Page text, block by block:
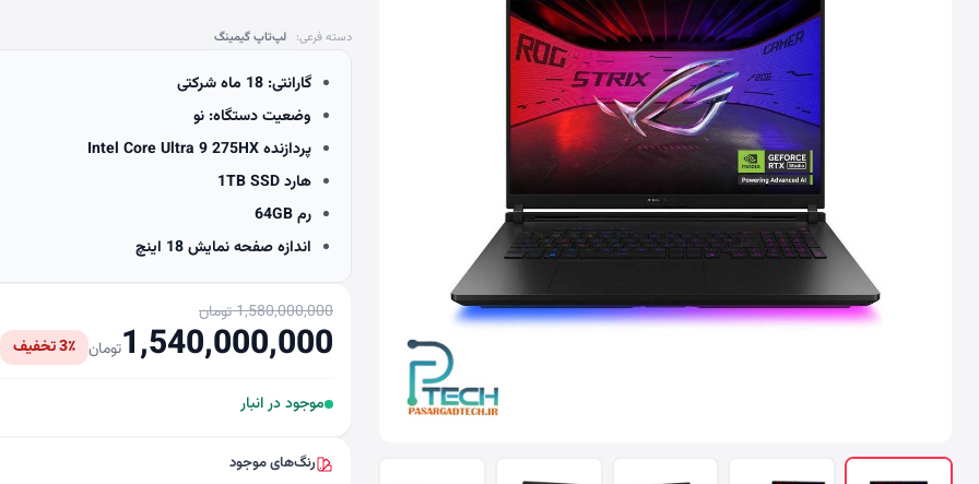
دسته فرعی: لپ‌تاپ گیمینگ
گارانتی: 18 ماه شرکتی
وضعیت دستگاه: نو
پردازنده Intel Core Ultra 9 275HX
هارد 1TB SSD
رم 64GB
اندازه صفحه نمایش 18 اینچ
1,580,000,000 تومان
1,540,000,000تومان 3٪ تخفیف
موجود در انبار
رنگ‌های موجود